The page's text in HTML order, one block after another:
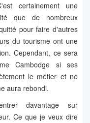
certainement une
que de nombreux
pour faire d'autres
du tourisme ont une
Cependant, ce sera
Cambodge si ses
le métier et ne
aura rebondi.
davantage sur
Ce que je veux dire